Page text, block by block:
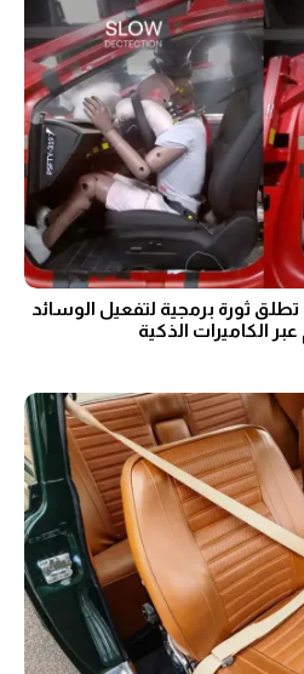
تطلق ثورة برمجية لتفعيل الوسائد
الكاميرات الذكية